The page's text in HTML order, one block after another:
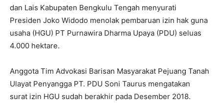
dan Lais Kabupaten Bengkulu Tengah menyurati
Presiden Joko Widodo menolak pembaruan izin hak guna
usaha (HGU) PT Purnawira Dharma Upaya (PDU) seluas
4.000 hektare.
Anggota Tim Advokasi Barisan Masyarakat Pejuang Tanah
Ulayat Penyangga PT. PDU Soni Taurus mengatakan
surat izin HGU sudah berakhir pada Desember 2018.